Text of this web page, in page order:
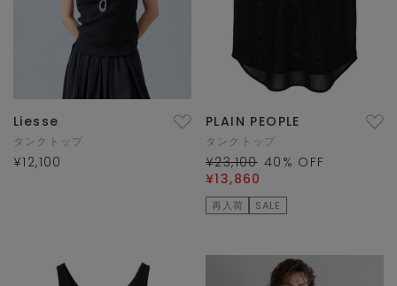
Liesse
タンクトップ
¥12,100
PLAIN PEOPLE
タンクトップ
¥23,100 40 % OFF
¥13,860
再入荷 SALE